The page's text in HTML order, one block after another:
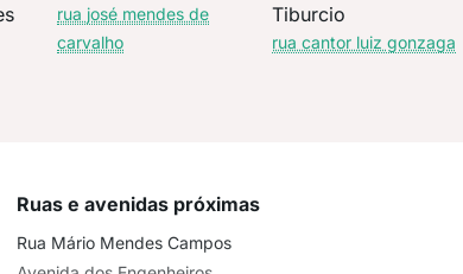
rua josé mendes de
carvalho
Tiburcio
rua cantor luiz gonzaga
Ruas e avenidas próximas
Rua Mário Mendes Campos